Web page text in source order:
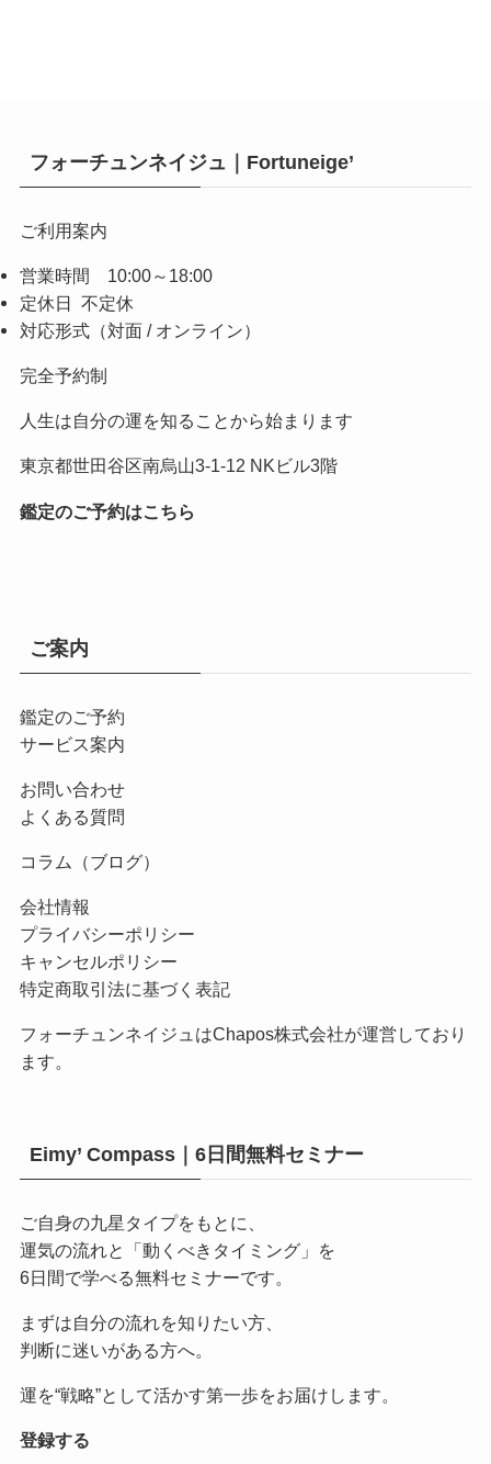
フォーチュンネイジュ｜Fortuneige’
ご利用案内
営業時間 10:00～18:00
定休日 不定休
対応形式（対面 / オンライン）
完全予約制
人生は自分の運を知ることから始まります
東京都世田谷区南烏山3-1-12 NKビル3階
鑑定のご予約はこちら
ご案内
鑑定のご予約
サービス案内
お問い合わせ
よくある質問
コラム（ブログ）
会社情報
プライバシーポリシー
キャンセルポリシー
特定商取引法に基づく表記
フォーチュンネイジュはChapos株式会社が運営しており
ます。
Eimy’ Compass｜6日間無料セミナー
ご自身の九星タイプをもとに、
運気の流れと「動くべきタイミング」を
6日間で学べる無料セミナーです。
まずは自分の流れを知りたい方、
判断に迷いがある方へ。
運を“戦略”として活かす第一歩をお届けします。
登録する